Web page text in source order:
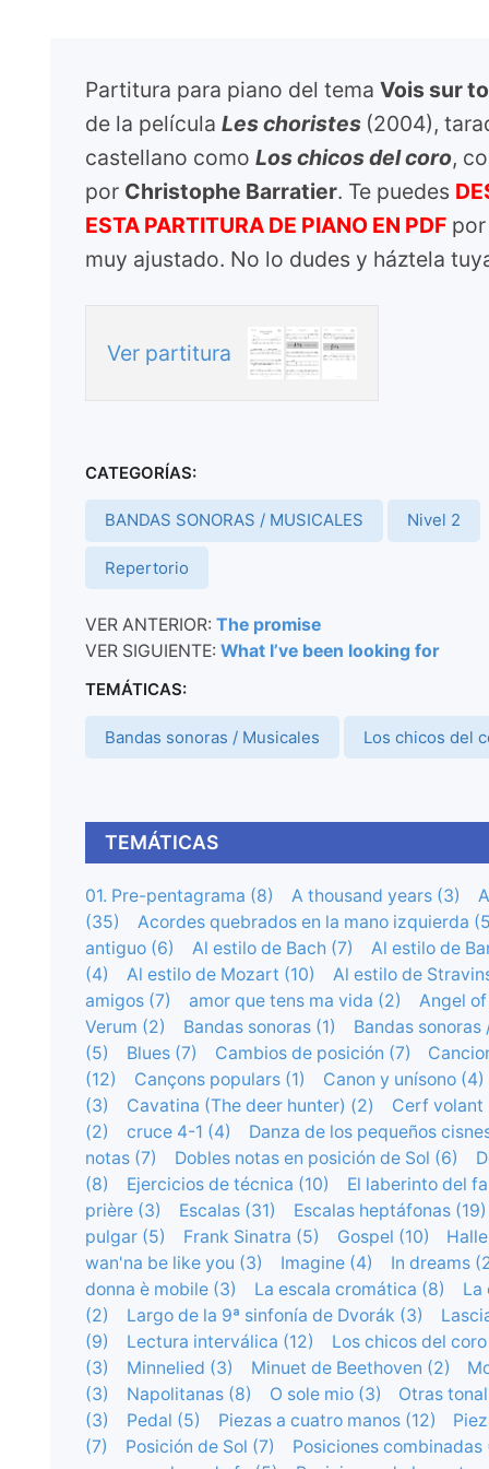
Partitura para piano del tema Vois sur
de la película Les choristes (2004),
castellano como Los chicos del coro,
por Christophe Barratier. Te puedes
ESTA PARTITURA DE PIANO EN PDF
muy ajustado. No lo dudes y háztela
Ver partitura
CATEGORÍAS:
BANDAS SONORAS / MUSICALES Nivel 2
Repertorio
VER ANTERIOR: The promise
VER SIGUIENTE: What I’ve been looking for
TEMÁTICAS:
Bandas sonoras / Musicales Los chicos del
TEMÁTICAS
01. Pre-pentagrama (8) A thousand years (3)
(35)
Acordes quebrados en la mano izquierda
antiguo (6)
Al estilo de Bach (7)
Al estilo de
(4)
Al estilo de Mozart (10)
Al estilo de
amigos (7)
amor que tens ma vida (2)
Angel
Verum (2)
Bandas sonoras (1)
Bandas
(5)
Blues (7) Cambios de posición (7)
(12)
Cançons populars (1)
Canon y unísono (4)
(3)
Cavatina (The deer hunter) (2)
Cerf volant
(2)
cruce 4-1 (4)
Danza de los pequeños
notas (7)
Dobles notas en posición de Sol (6)
(8)
Ejercicios de técnica (10)
El laberinto del
prière (3)
Escalas (31)
Escalas heptáfonas (19)
pulgar (5)
Frank Sinatra (5) Gospel (10)
wan'na be like you (3)
Imagine (4)
In dreams
donna è mobile (3)
La escala cromática (8)
La
(2)
Largo de la 9ª sinfonía de Dvorák (3)
(9)
Lectura interválica (12)
Los chicos del
(3)
Minnelied (3) Minuet de Beethoven (2)
(3)
Napolitanas (8) O sole mio (3)
Otras
(3)
Pedal (5) Piezas a cuatro manos (12)
(7)
Posición de Sol (7)
Posiciones combinadas